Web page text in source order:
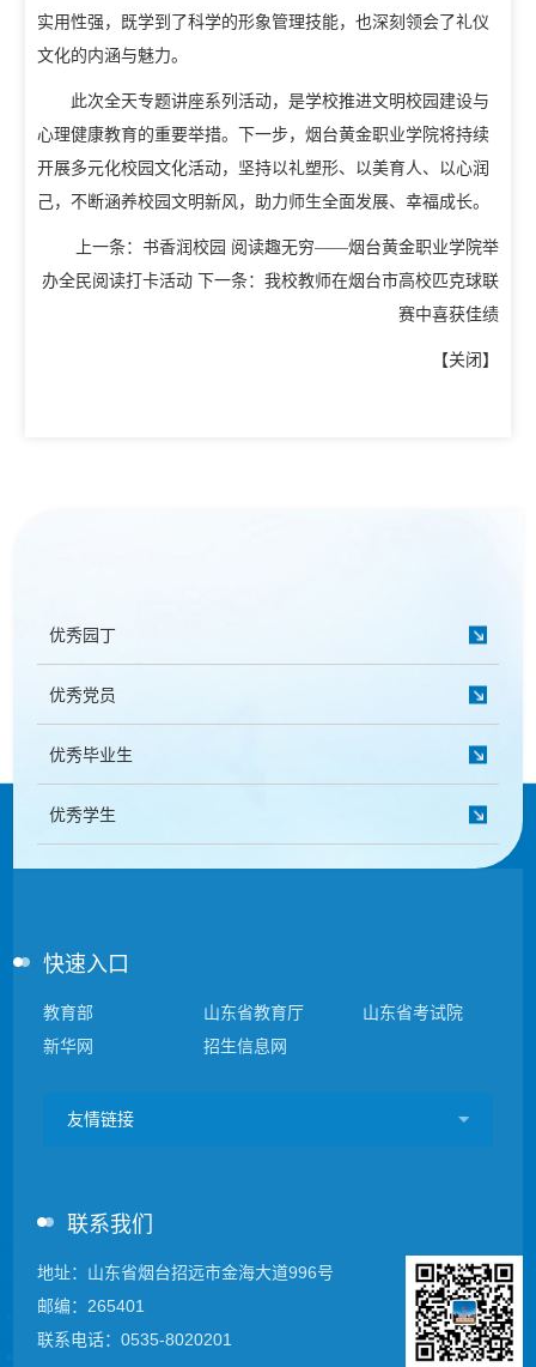
实用性强，既学到了科学的形象管理技能，也深刻领会了礼仪
文化的内涵与魅力。
此次全天专题讲座系列活动，是学校推进文明校园建设与
心理健康教育的重要举措。下一步，烟台黄金职业学院将持续
开展多元化校园文化活动，坚持以礼塑形、以美育人、以心润
己，不断涵养校园文明新风，助力师生全面发展、幸福成长。
上一条： 书香润校园 阅读趣无穷——烟台黄金职业学院举
办全民阅读打卡活动下一条： 我校教师在烟台市高校匹克球联
赛中喜获佳绩
【关闭 】
优秀园丁
优秀党员
优秀毕业生
优秀学生
快速入口
教育部 山东省教育厅
山东省考试院
新华网
招生信息网
友情链接
联系我们
地址：山东省烟台招远市金海大道996号
邮编：265401
联系电话：0535-8020201